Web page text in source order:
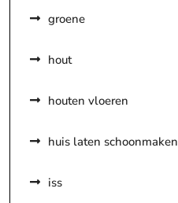
groene
hout
houten vloeren
huis laten schoonmaken
iss